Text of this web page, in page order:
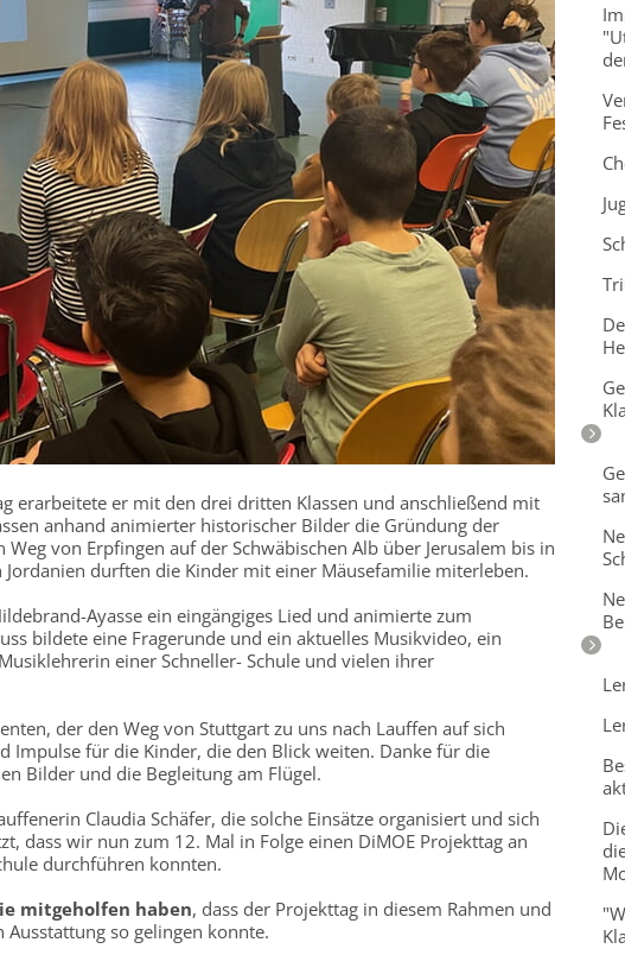
erarbeitete er mit den drei dritten Klassen und anschließend mit
anhand animierter historischer Bilder die Gründung der
Weg von Erpfingen auf der Schwäbischen Alb über Jerusalem bis in
Jordanien durften die Kinder mit einer Mäusefamilie miterleben.
Ayasse ein eingängiges Lied und animierte zum
bildete eine Fragerunde und ein aktuelles Musikvideo, ein
einer Schneller- Schule und vielen ihrer
der den Weg von Stuttgart zu uns nach Lauffen auf sich
Impulse für die Kinder, die den Blick weiten. Danke für die
Bilder und die Begleitung am Flügel.
Claudia Schäfer, die solche Einsätze organisiert und sich
dass wir nun zum 12. Mal in Folge einen DiMOE Projekttag an
durchführen konnten.
mitgeholfen haben, dass der Projekttag in diesem Rahmen und
so gelingen konnte.